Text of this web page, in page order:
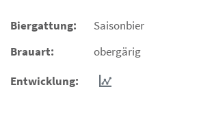
Biergattung:
Saisonbier
Brauart:
obergärig
Entwicklung: